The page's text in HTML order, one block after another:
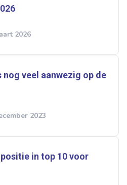
2026
veel aanwezig op de
2023
in top 10 voor
zoeken
Bureau Cicero
Flexnieuws